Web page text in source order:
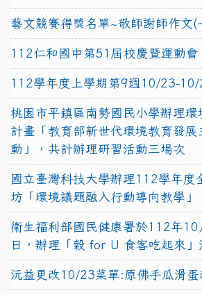
藝文競賽得獎名單~敬師謝師作文(
112仁和國中第51屆校慶暨運動會
112學年度上學期第9週10/23-10/
桃園市平鎮區南勢國民小學辦理環
計畫「教育部新世代環境教育發展
動」，共計辦理研習活動三場次
國立臺灣科技大學辦理112學年度
坊「環境議題融入行動導向教學」
衛生福利部國民健康署於112年
日，辦理「穀 for U 食客吃起來」
沅益更改10/23菜單:原佛手瓜滑蛋